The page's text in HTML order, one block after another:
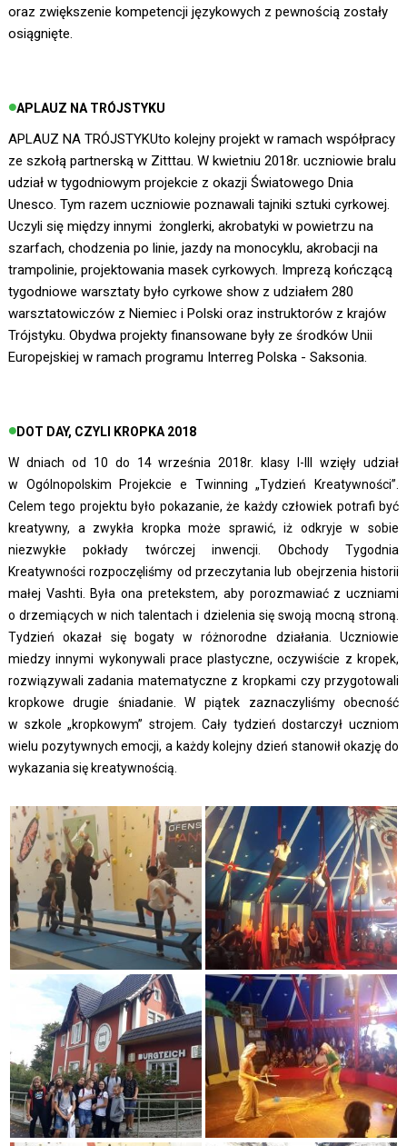
oraz zwiększenie kompetencji językowych z pewnością zostały
osiągnięte.
APLAUZ NA TRÓJSTYKU
APLAUZ NA TRÓJSTYKUto kolejny projekt w ramach współpracy
ze szkołą partnerską w Zitttau. W kwietniu 2018r. uczniowie bralu
udział w tygodniowym projekcie z okazji Światowego Dnia
Unesco. Tym razem uczniowie poznawali tajniki sztuki cyrkowej.
Uczyli się między innymi żonglerki, akrobatyki w powietrzu na
szarfach, chodzenia po linie, jazdy na monocyklu, akrobacji na
trampolinie, projektowania masek cyrkowych. Imprezą kończącą
tygodniowe warsztaty było cyrkowe show z udziałem 280
warsztatowiczów z Niemiec i Polski oraz instruktorów z krajów
Trójstyku. Obydwa projekty finansowane były ze środków Unii
Europejskiej w ramach programu Interreg Polska - Saksonia.
DOT DAY, CZYLI KROPKA 2018
W dniach od 10 do 14 września 2018r. klasy I-III wzięły udział
w Ogólnopolskim Projekcie e Twinning „Tydzień Kreatywności”.
Celem tego projektu było pokazanie, że każdy człowiek potrafi być
kreatywny, a zwykła kropka może sprawić, iż odkryje w sobie
niezwykłe pokłady twórczej inwencji. Obchody Tygodnia
Kreatywności rozpoczęliśmy od przeczytania lub obejrzenia historii
małej Vashti. Była ona pretekstem, aby porozmawiać z uczniami
o drzemiących w nich talentach i dzielenia się swoją mocną stroną.
Tydzień okazał się bogaty w różnorodne działania. Uczniowie
miedzy innymi wykonywali prace plastyczne, oczywiście z kropek,
rozwiązywali zadania matematyczne z kropkami czy przygotowali
kropkowe drugie śniadanie. W piątek zaznaczyliśmy obecność
w szkole „kropkowym” strojem. Cały tydzień dostarczył uczniom
wielu pozytywnych emocji, a każdy kolejny dzień stanowił okazję do
wykazania się kreatywnością.